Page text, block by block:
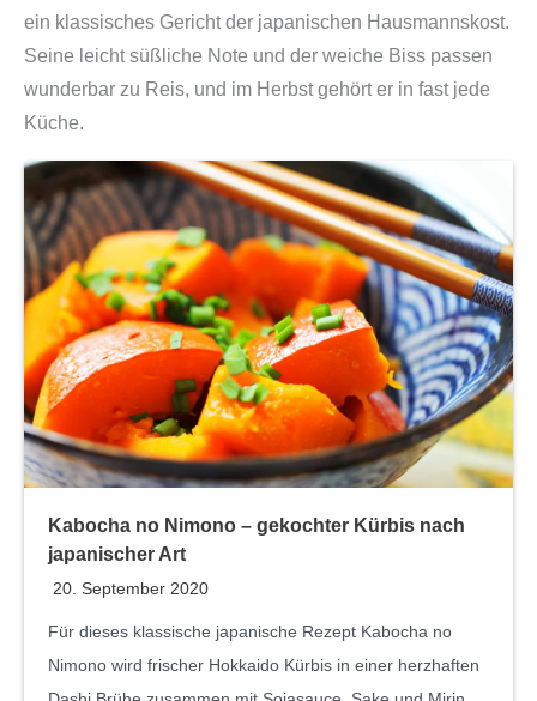
ein klassisches Gericht der japanischen Hausmannskost.
Seine leicht süßliche Note und der weiche Biss passen
wunderbar zu Reis, und im Herbst gehört er in fast jede
Küche.
Kabocha no Nimono – gekochter Kürbis nach
japanischer Art
20. September 2020
Für dieses klassische japanische Rezept Kabocha no
Nimono wird frischer Hokkaido Kürbis in einer herzhaften